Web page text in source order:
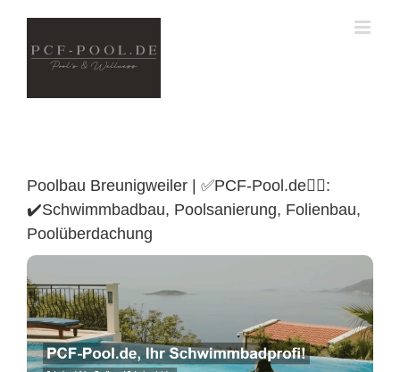
content
Poolbau Breunigweiler | ✅PCF-Pool.de🏊🏼:
✔️Schwimmbadbau, Poolsanierung, Folienbau,
Poolüberdachung